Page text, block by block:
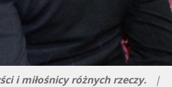
i miłośnicy różnych rzeczy. |